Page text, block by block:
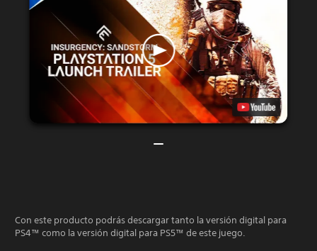
Con este producto podrás descargar tanto la versión digital para
PS4™ como la versión digital para PS5™ de este juego.